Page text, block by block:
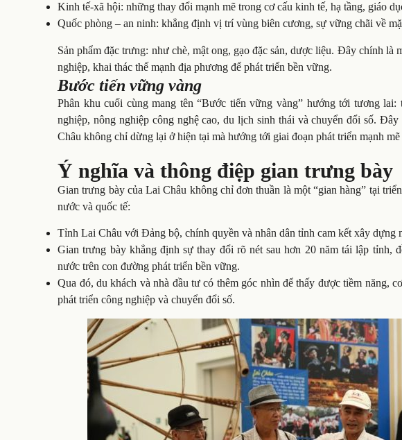
Kinh tế-xã hội: những thay đổi mạnh mẽ trong cơ cấu kinh tế, hạ tầng, giáo
Quốc phòng – an ninh: khẳng định vị trí vùng biên cương, sự vững chãi về
Sản phẩm đặc trưng: như chè, mật ong, gạo đặc sản, dược liệu. Đây chính
nghiệp, khai thác thế mạnh địa phương để phát triển bền vững.
Bước tiến vững vàng
Phân khu cuối cùng mang tên “Bước tiến vững vàng” hướng tới tương
nghiệp, nông nghiệp công nghệ cao, du lịch sinh thái và chuyển đổi số.
Châu không chỉ dừng lại ở hiện tại mà hướng tới giai đoạn phát triển mạnh
Ý nghĩa và thông điệp gian trưng bày
Gian trưng bày của Lai Châu không chỉ đơn thuần là một “gian hàng” tại
nước và quốc tế:
Tỉnh Lai Châu với Đảng bộ, chính quyền và nhân dân tỉnh cam kết xây dựng
Gian trưng bày khẳng định sự thay đổi rõ nét sau hơn 20 năm tái lập tỉnh,
nước trên con đường phát triển bền vững.
Qua đó, du khách và nhà đầu tư có thêm góc nhìn để thấy được tiềm năng,
phát triển công nghiệp và chuyển đổi số.